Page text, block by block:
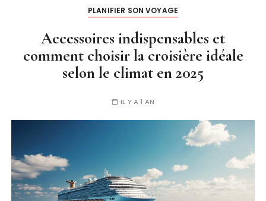
PLANIFIER SON VOYAGE
Accessoires indispensables et
comment choisir la croisière idéale
selon le climat en 2025
IL Y A 1 AN